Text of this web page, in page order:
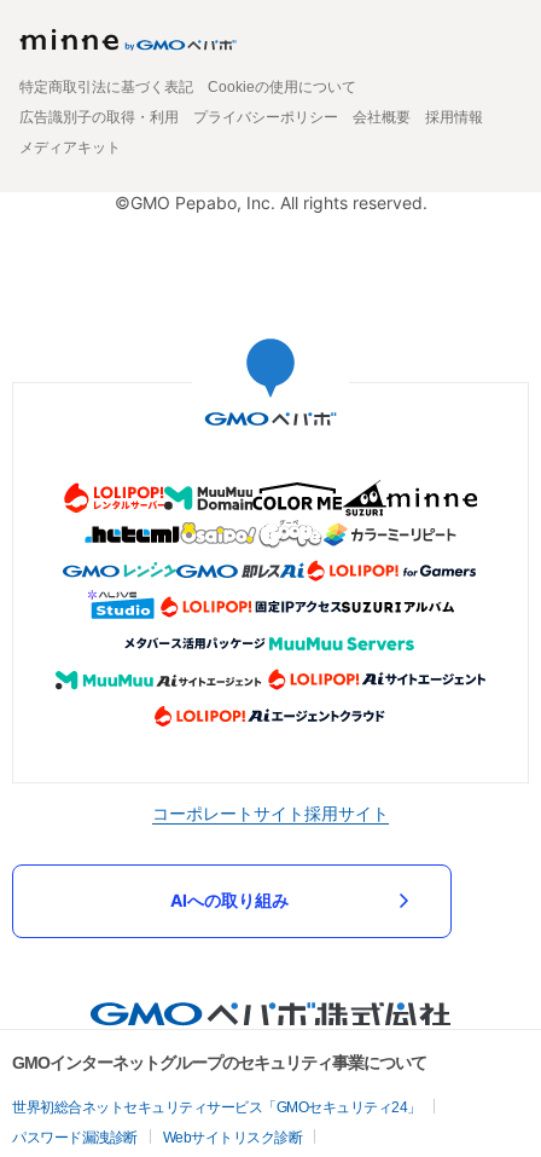
特定商取引法に基づく表記
Cookieの使用について
広告識別子の取得・利用
プライバシーポリシー 会社概要
採用情報
メディアキット
©GMO Pepabo, Inc. All rights reserved.
コーポレートサイト採用サイト
AIへの取り組み
GMOインターネットグループのセキュリティ事業について
世界初総合ネットセキュリティサービス「GMOセキュリティ24」
パスワード漏洩診断
Webサイトリスク診断